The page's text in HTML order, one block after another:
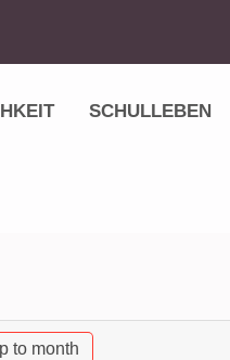
SCHULLEBEN
to month